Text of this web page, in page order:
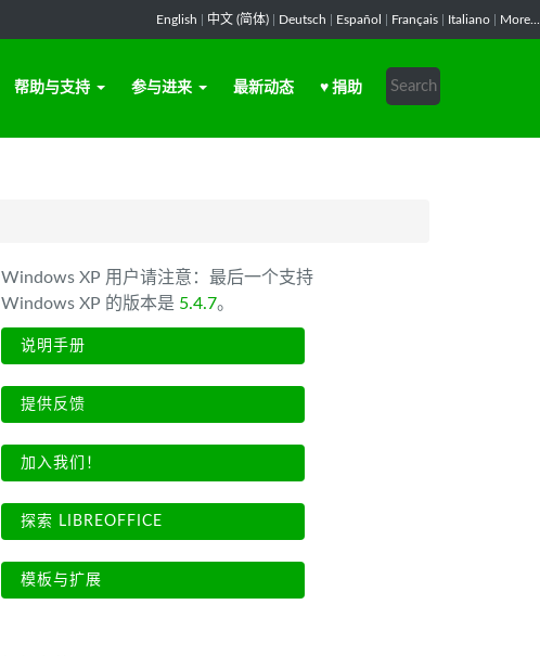
English 中文 (简体) Deutsch Español Français Italiano More...
帮助与支持 参与进来 最新动态 ♥ 捐助
Windows XP 用户请注意：最后一个支持
Windows XP 的版本是 5.4.7。
说明手册
提供反馈
加入我们！
探索 LIBREOFFICE
模板与扩展